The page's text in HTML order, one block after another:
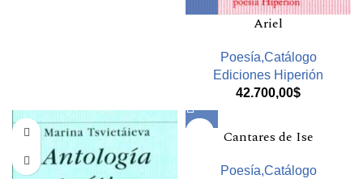
Ariel
Poesía,Catálogo
Ediciones Hiperión
42.700,00$
Cantares de Ise
Poesía,Catálogo